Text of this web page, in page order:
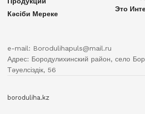
Кәсіби Мереке
Это
e-mail: Borodulihapuls@mail.ru
Адрес: Бородулихинский район, село
Тәуелсіздік, 56
boroduliha.kz